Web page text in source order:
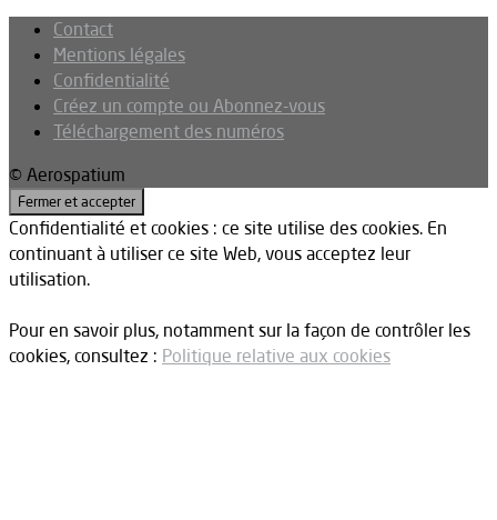
Contact
Mentions légales
Confidentialité
Créez un compte ou Abonnez-vous
Téléchargement des numéros
© Aerospatium
Confidentialité et cookies : ce site utilise des cookies. En
continuant à utiliser ce site Web, vous acceptez leur
utilisation.
Pour en savoir plus, notamment sur la façon de contrôler les
cookies, consultez : Politique relative aux cookies